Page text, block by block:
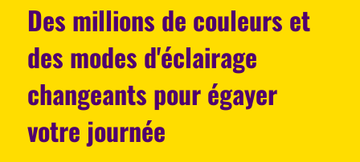
Des millions de couleurs et
des modes d'éclairage
changeants pour égayer
votre journée